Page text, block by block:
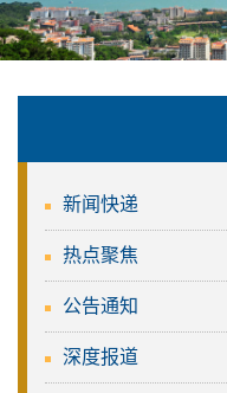
新闻快递
热点聚焦
公告通知
深度报道